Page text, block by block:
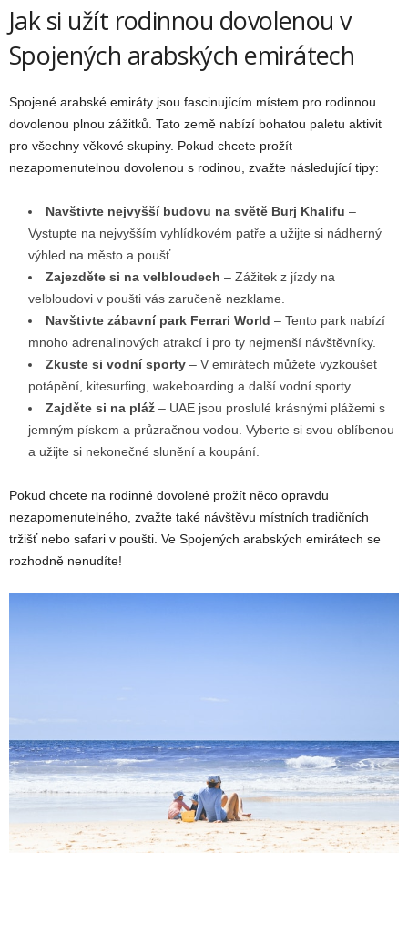
Jak si užít rodinnou dovolenou v
Spojených arabských emirátech
Spojené arabské emiráty jsou fascinujícím místem pro rodinnou
dovolenou plnou zážitků. Tato země nabízí bohatou paletu aktivit
pro všechny věkové skupiny. Pokud chcete prožít
nezapomenutelnou dovolenou s rodinou, zvažte následující tipy:
Navštivte nejvyšší budovu na světě Burj Khalifu –
Vystupte na nejvyšším vyhlídkovém patře a užijte si nádherný
výhled na město a poušť.
Zajezděte si na velbloudech – Zážitek z jízdy na
velbloudovi v poušti vás zaručeně nezklame.
Navštivte zábavní park Ferrari World – Tento park nabízí
mnoho adrenalinových atrakcí i pro ty nejmenší návštěvníky.
Zkuste si vodní sporty – V emirátech můžete vyzkoušet
potápění, kitesurfing, wakeboarding a další vodní sporty.
Zajděte si na pláž – UAE jsou proslulé krásnými plážemi s
jemným pískem a průzračnou vodou. Vyberte si svou oblíbenou
a užijte si nekonečné slunění a koupání.
Pokud chcete na rodinné dovolené prožít něco opravdu
nezapomenutelného, zvažte také návštěvu místních tradičních
tržišť nebo safari v poušti. Ve Spojených arabských emirátech se
rozhodně nenudíte!